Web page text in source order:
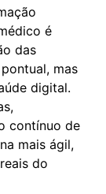
é
das
mas
digital.
contínuo de
mais ágil,
do